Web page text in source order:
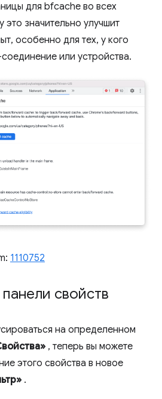
для bfcache во всех
это значительно улучшит
особенно для тех, у кого
или устройства.
1110752
свойств
на определенном
, теперь вы можете
этого свойства в новое
.